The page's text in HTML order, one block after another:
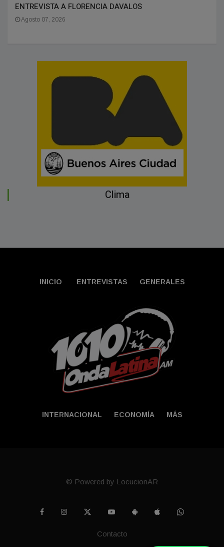
ENTREVISTA A FLORENCIA DAVALOS
Agosto 07, 2026
Clima
INICIO ENTREVISTAS GENERALES
INTERNACIONAL ECONOMÍA MÁS
© Powered by LocucionAR
Contacto